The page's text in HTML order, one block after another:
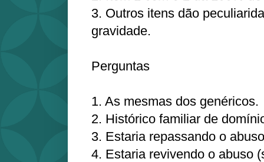
3. Outros itens dão
gravidade.
Perguntas
1. As mesmas dos genéricos.
2. Histórico familiar de
3. Estaria repassando o
4. Estaria revivendo o abuso